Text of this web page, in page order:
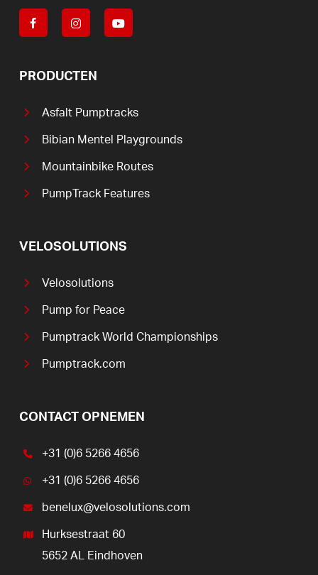
PRODUCTEN
Asfalt Pumptracks
Bibian Mentel Playgrounds
Mountainbike Routes
PumpTrack Features
VELOSOLUTIONS
Velosolutions
Pump for Peace
Pumptrack World Championships
Pumptrack.com
CONTACT OPNEMEN
+31 (0)6 5266 4656
+31 (0)6 5266 4656
benelux@velosolutions.com
Hurksestraat 60
5652 AL Eindhoven